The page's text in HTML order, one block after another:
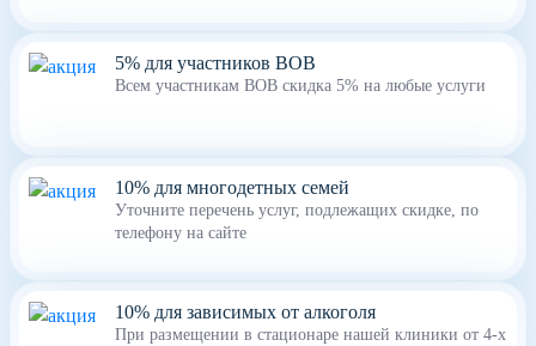
5% для участников ВОВ
Всем участникам ВОВ скидка 5% на любые услуги
10% для многодетных семей
Уточните перечень услуг, подлежащих скидке, по
телефону на сайте
10% для зависимых от алкоголя
При размещении в стационаре нашей клиники от 4-х